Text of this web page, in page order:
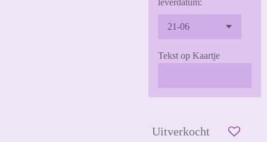
leverdatum:
Tekst op Kaartje
Uitverkocht